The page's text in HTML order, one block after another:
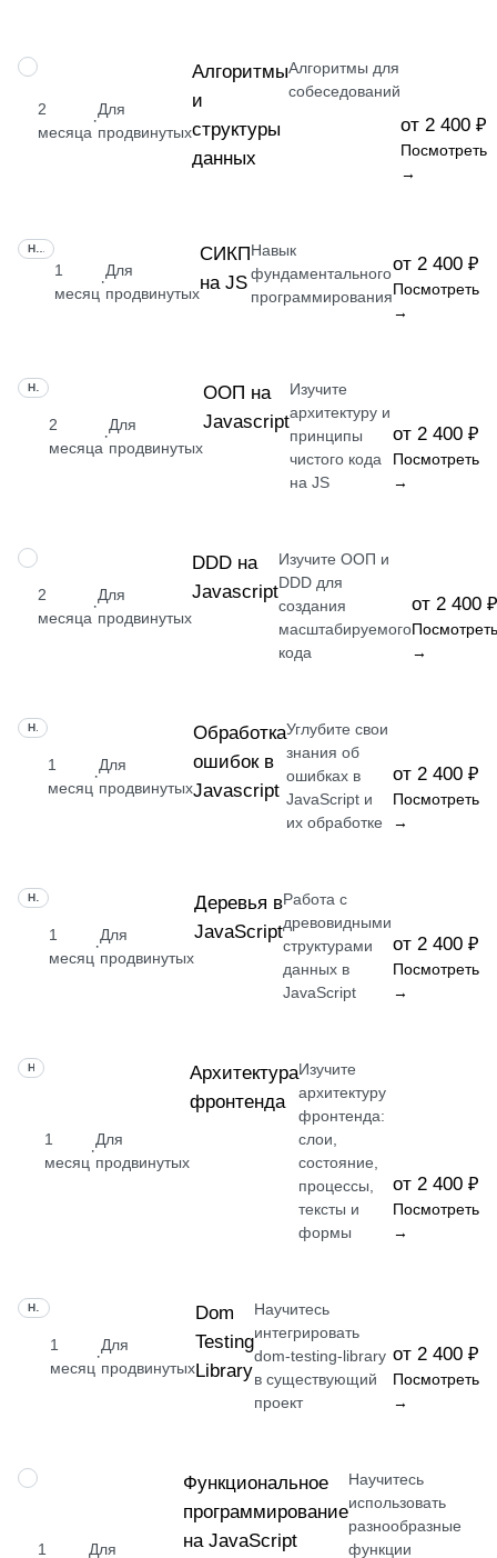
НАВЫК
2
месяца
·
Для
продвинутых
Алгоритмы
и
структуры
данных
Алгоритмы для
собеседований
от 2 400 ₽
Посмотреть
→
1
месяц
·
Для
продвинутых
СИКП
на JS
Навык
фундаментального
программирования
от 2 400 ₽
Посмотреть
→
НАВЫК
2
месяца
·
Для
продвинутых
ООП на
Javascript
Изучите
архитектуру и
принципы
чистого кода
на JS
от 2 400 ₽
Посмотреть
→
НАВЫК
2
месяца
·
Для
продвинутых
DDD на
Javascript
Изучите ООП и
DDD для
создания
масштабируемого
кода
от 2 400 ₽
Посмотреть
→
НАВЫК
1
месяц
·
Для
продвинутых
Обработка
ошибок в
Javascript
Углубите свои
знания об
ошибках в
JavaScript и
их обработке
от 2 400 ₽
Посмотреть
→
НАВЫК
1
месяц
·
Для
продвинутых
Деревья в
JavaScript
Работа с
древовидными
структурами
данных в
JavaScript
от 2 400 ₽
Посмотреть
→
НАВЫК
1
месяц
·
Для
продвинутых
Архитектура
фронтенда
Изучите
архитектуру
фронтенда:
слои,
состояние,
процессы,
тексты и
формы
от 2 400 ₽
Посмотреть
→
1
месяц
·
Для
продвинутых
Dom
Testing
Library
Научитесь
интегрировать
dom-testing-library
в существующий
проект
от 2 400 ₽
Посмотреть
→
НАВЫК
1
Для
Функциональное
программирование
на JavaScript
Научитесь
использовать
разнообразные
функции